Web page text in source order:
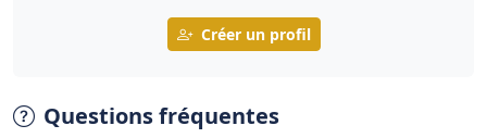
Créer un profil
Questions fréquentes